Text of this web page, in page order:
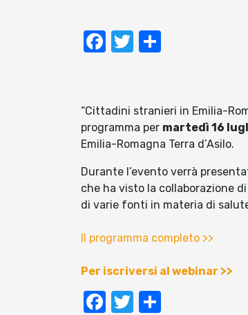
Facebook
Twitter
“Cittadini stranieri in Emilia-
programma per martedì 16
Emilia-Romagna Terra d’Asilo.
Durante l’evento verrà
che ha visto la collaborazione
di varie fonti in materia di
Il programma completo >>
Per iscriversi al webinar >>
Facebook
Twitter